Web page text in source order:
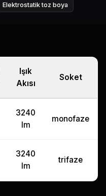
Elektrostatik toz boya
Işık
Akısı
Soket
3240
lm
monofaze
3240
lm
trifaze